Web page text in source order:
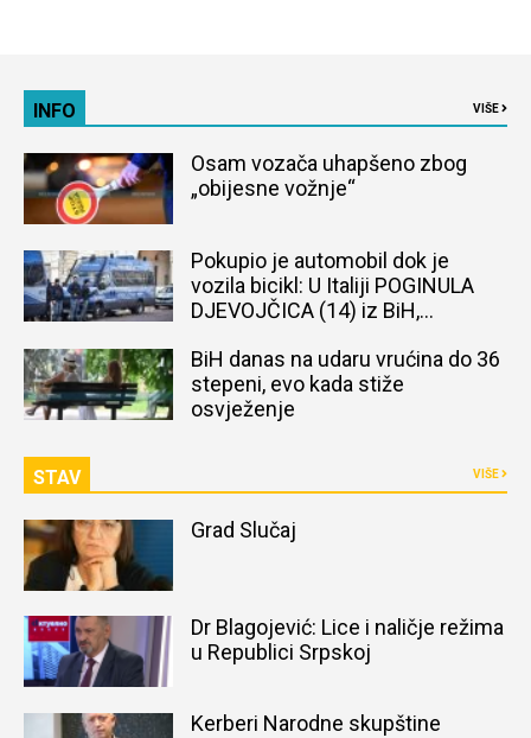
INFO VIŠE
Osam vozača uhapšeno zbog
„obijesne vožnje“
Pokupio je automobil dok je
vozila bicikl: U Italiji POGINULA
DJEVOJČICA (14) iz BiH,
BiH danas na udaru vrućina do 36
stepeni, evo kada stiže
osvježenje
STAV VIŠE
Grad Slučaj
Dr Blagojević: Lice i naličje režima
u Republici Srpskoj
Kerberi Narodne skupštine